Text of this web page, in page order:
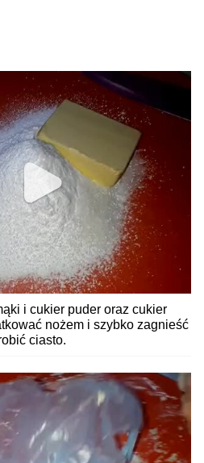
i cukier puder oraz cukier
nożem i szybko zagnieść
ciasto.